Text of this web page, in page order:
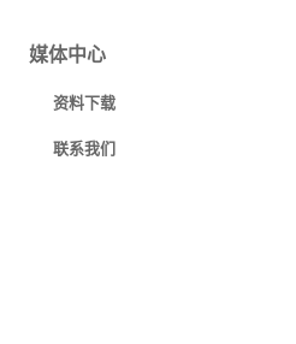
媒体中心
资料下载
联系我们